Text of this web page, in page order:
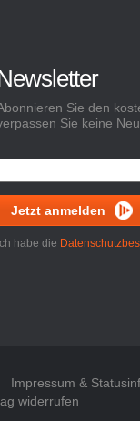
Sie den
Sie keine
Jetzt anmelden
Ich habe die
Impressum &
widerrufen